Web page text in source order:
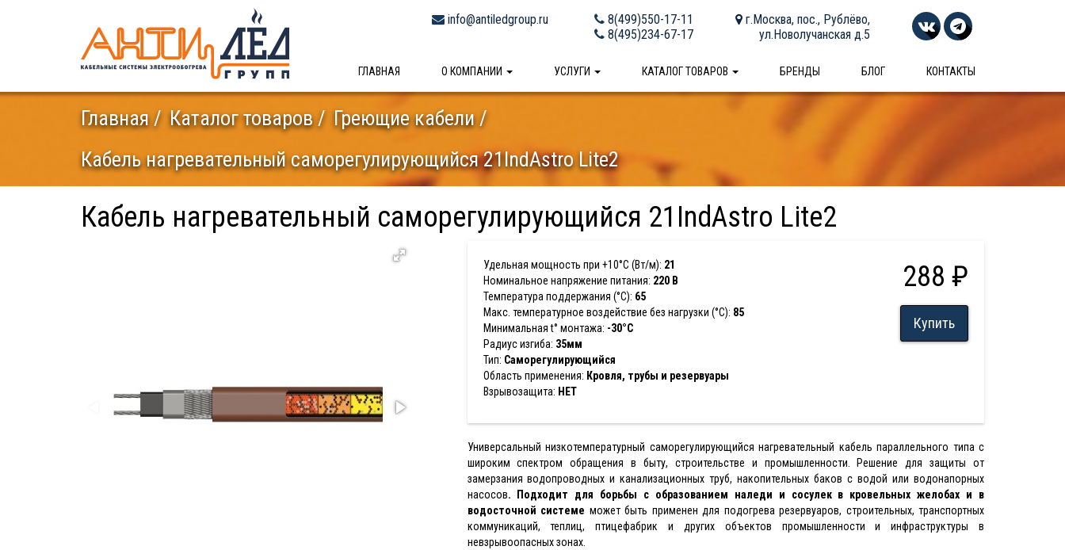
info@antiledgroup.ru
8(499)550-17-11
8(495)234-67-17
г.Москва, пос., Рублёво,
ул.Новолучанская д.5
ГЛАВНАЯ О КОМПАНИИ УСЛУГИ КАТАЛОГ ТОВАРОВ БРЕНДЫ БЛОГ КОНТАКТЫ
Главная Каталог товаров
Греющие кабели
Кабель нагревательный саморегулирующийся 21IndAstro Lite2
Кабель нагревательный саморегулирующийся 21IndAstro Lite2
Удельная мощность при +10°С (Вт/м): 21
Номинальное напряжение питания: 220 В
Температура поддержания (°С): 65
Макс. температурное воздействие без нагрузки (°С): 85
Минимальная t° монтажа: -30°C
Радиус изгиба: 35мм
Тип: Саморегулирующийся
Область применения: Кровля, трубы и резервуары
Взрывозащита: НЕТ
288 ₽
Купить
Универсальный низкотемпературный саморегулирующийся нагревательный кабель параллельного типа с
широким спектром обращения в быту, строительстве и промышленности. Решение для защиты от
замерзания водопроводных и канализационных труб, накопительных баков с водой или водонапорных
насосов. Подходит для борьбы с образованием наледи и сосулек в кровельных желобах и в
водосточной системе может быть применен для подогрева резервуаров, строительных, транспортных
коммуникаций, теплиц, птицефабрик и других объектов промышленности и инфраструктуры в
невзрывоопасных зонах.